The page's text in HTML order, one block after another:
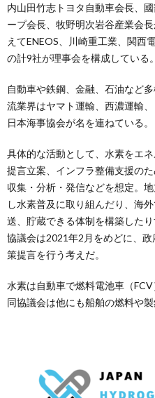
内山田竹志トヨタ自動車会長、
ープ会長、牧野明次岩谷産業会
えてENEOS、川崎重工業、関西
の計9社が理事会を構成している。
自動車や鉄鋼、金融、石油など
流業界はヤマト運輸、西濃運輸
日本海事協会が名を連ねている。
具体的な活動として、水素をエ
提言立案、インフラ整備支援の
収集・分析・発信などを想定。
し水素普及に取り組んだり、海
送、貯蔵できる体制を構築した
協議会は2021年2月をめどに、
策提言を行う考えだ。
水素は自動車で燃料電池車（
同協議会は他にも船舶の燃料や